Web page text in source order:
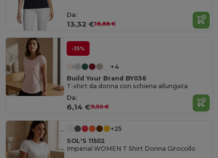
Da:
13,32 €18,88 €
-35%
+4
Build Your Brand BY036
T-shirt da donna con schiena allungata
Da:
6,14 €9,50 €
+25
SOL'S 11502
Imperial WOMEN T Shirt Donna Girocollo